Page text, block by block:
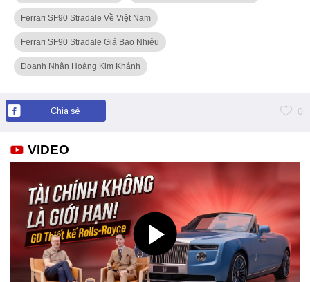
Ferrari SF90 Stradale Về Việt Nam
Ferrari SF90 Stradale Giá Bao Nhiêu
Doanh Nhân Hoàng Kim Khánh
Chia sẻ 0
VIDEO